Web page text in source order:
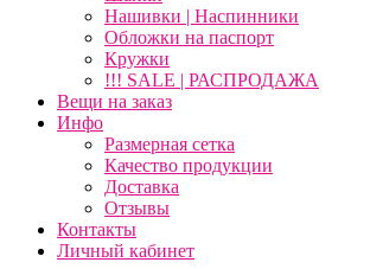
Нашивки | Наспинники
Обложки на паспорт
Кружки
!!! SALE | РАСПРОДАЖА
Вещи на заказ
Инфо
Размерная сетка
Качество продукции
Доставка
Отзывы
Контакты
Личный кабинет